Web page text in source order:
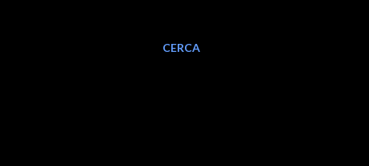
CERCA